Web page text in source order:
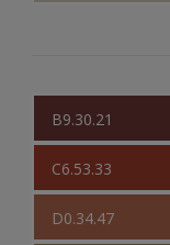
B9.30.21
C6.53.33
D0.34.47